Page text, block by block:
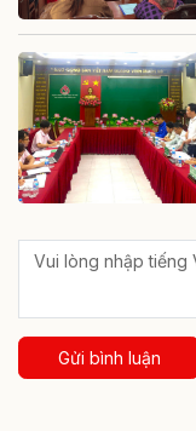
Gửi bình luận